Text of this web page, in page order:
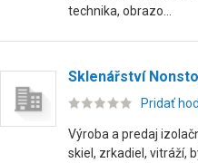
technika, obrazo...
Sklenářství
Pridať
Výroba a predaj
skiel, zrkadiel, vitráží,